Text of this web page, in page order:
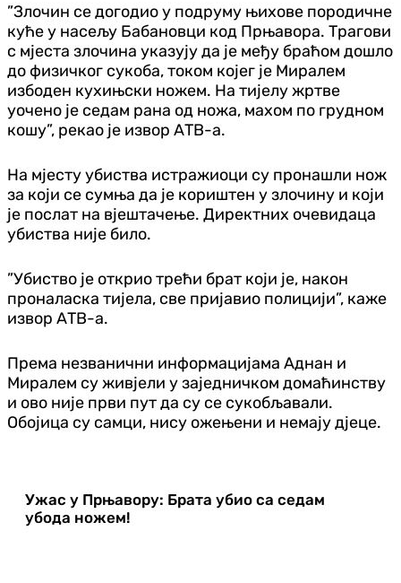
”Злочин се догодио у подруму њихове породичне
куће у насељу Бабановци код Прњавора. Трагови
с мјеста злочина указују да је међу браћом дошло
до физичког сукоба, током којег је Миралем
избоден кухињски ножем. На тијелу жртве
уочено је седам рана од ножа, махом по грудном
кошу”, рекао је извор АТВ-а.
На мјесту убиства истражиоци су пронашли нож
за који се сумња да је кориштен у злочину и који
је послат на вјештачење. Директних очевидаца
убиства није било.
”Убиство је открио трећи брат који је, након
проналаска тијела, све пријавио полицији”, каже
извор АТВ-а.
Према незванични информацијама Аднан и
Миралем су живјели у заједничком домаћинству
и ово није први пут да су се сукобљавали.
Обојица су самци, нису ожењени и немају дјеце.
Ужас у Прњавору: Брата убио са седам
убода ножем!